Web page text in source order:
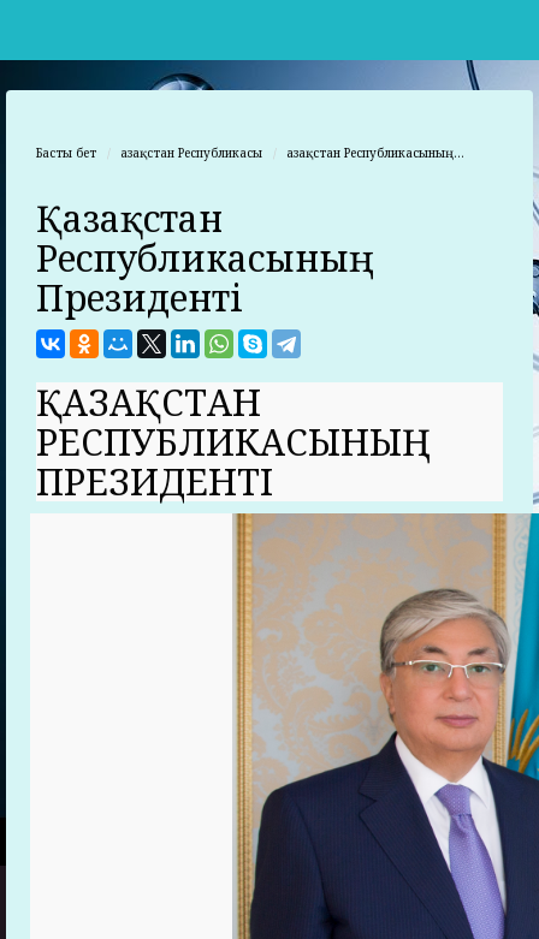
Басты бет Қазақстан Республикасы Қазақстан Республикасының...
Қазақстан
Республикасының
Президенті
ҚАЗАҚСТАН
РЕСПУБЛИКАСЫНЫҢ
ПРЕЗИДЕНТІ